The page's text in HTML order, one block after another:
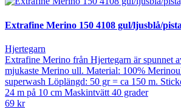
Extrafine Merino 150 4108 gul/ljusblå/
Hjertegarn
Extrafine Merino från Hjertegarn är spunnet
mjukaste Merino ull. Material: 100%
superwash Löplängd: 50 gr = ca 150 m.
24 m på 10 cm Maskintvätt 40 grader
69 kr